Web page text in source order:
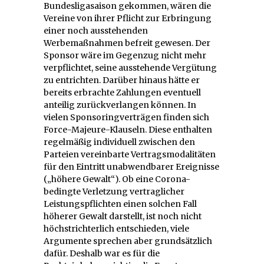
Bundesligasaison gekommen, wären die
Vereine von ihrer Pflicht zur Erbringung
einer noch ausstehenden
Werbemaßnahmen befreit gewesen. Der
Sponsor wäre im Gegenzug nicht mehr
verpflichtet, seine ausstehende Vergütung
zu entrichten. Darüber hinaus hätte er
bereits erbrachte Zahlungen eventuell
anteilig zurückverlangen können. In
vielen Sponsoringverträgen finden sich
Force-Majeure-Klauseln. Diese enthalten
regelmäßig individuell zwischen den
Parteien vereinbarte Vertragsmodalitäten
für den Eintritt unabwendbarer Ereignisse
(„höhere Gewalt“). Ob eine Corona-
bedingte Verletzung vertraglicher
Leistungspflichten einen solchen Fall
höherer Gewalt darstellt, ist noch nicht
höchstrichterlich entschieden, viele
Argumente sprechen aber grundsätzlich
dafür. Deshalb war es für die